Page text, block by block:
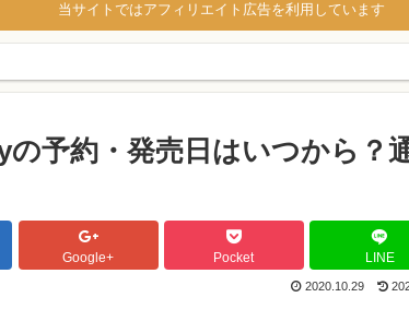
当サイトではアフィリエイト広告を利用しています
予約・発売日はいつから？
Google+ Pocket LINE
2020.10.29